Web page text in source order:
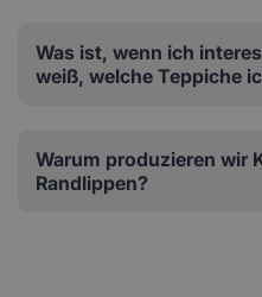
Was ist, wenn ich
weiß, welche Teppiche
Warum produzieren wir
Randlippen?